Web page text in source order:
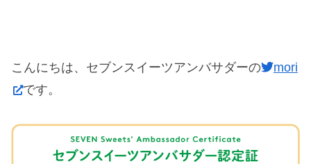
こんにちは、セブンスイーツアンバサダーの
mori
です。